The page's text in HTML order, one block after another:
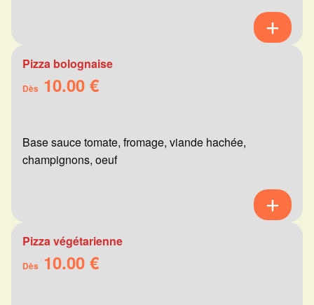
Pizza bolognaise
Dès 10.00 €
Base sauce tomate, fromage, viande hachée,
champignons, oeuf
Pizza végétarienne
Dès 10.00 €